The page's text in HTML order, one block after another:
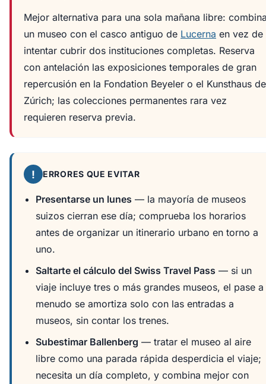
Mejor alternativa para una sola mañana libre:
un museo con el casco antiguo de Lucerna en vez de
intentar cubrir dos instituciones completas. Reserva
con antelación las exposiciones temporales de gran
repercusión en la Fondation Beyeler o el Kunsthaus de
Zúrich; las colecciones permanentes rara vez
requieren reserva previa.
! ERRORES QUE EVITAR
Presentarse un lunes — la mayoría de museos
suizos cierran ese día; comprueba los horarios
antes de organizar un itinerario urbano en torno a
uno.
Saltarte el cálculo del Swiss Travel Pass — si un
viaje incluye tres o más grandes museos, el pase a
menudo se amortiza solo con las entradas a
museos, sin contar los trenes.
Subestimar Ballenberg — tratar el museo al aire
libre como una parada rápida desperdicia el viaje;
necesita un día completo, y combina mejor con